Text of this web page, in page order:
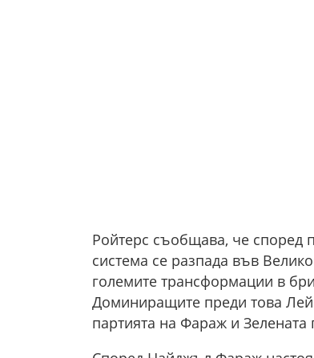
Ройтерс съобщава, че според
система се разпада във
големите трансформации в
Доминиращите преди това
партията на Фараж и Зелената